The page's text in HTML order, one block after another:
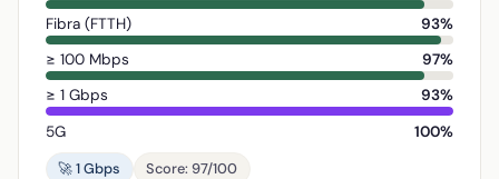
Fibra (FTTH)
93%
≥ 100 Mbps
97%
≥ 1 Gbps
93%
5G
100%
🚀 1 Gbps
Score: 97/100